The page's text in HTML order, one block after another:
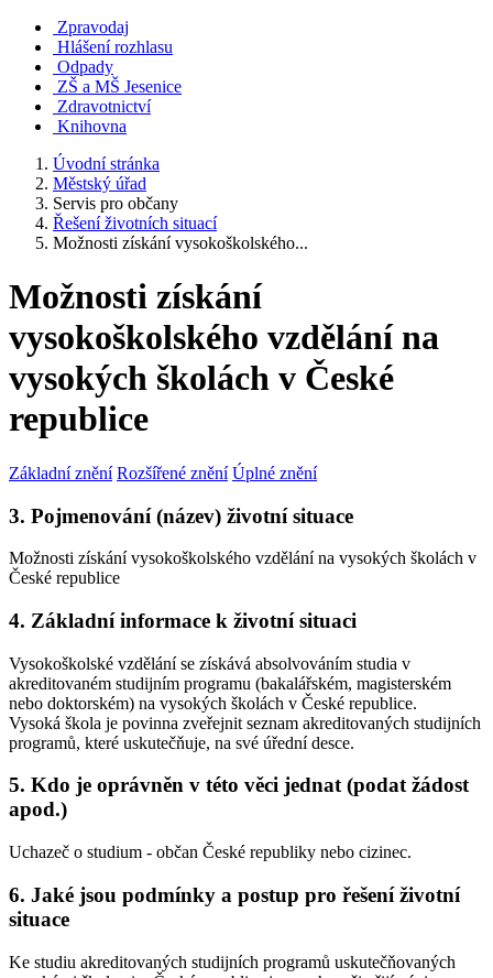
Zpravodaj
Hlášení rozhlasu
Odpady
ZŠ a MŠ Jesenice
Zdravotnictví
Knihovna
Úvodní stránka
Městský úřad
Servis pro občany
Řešení životních situací
Možnosti získání vysokoškolského...
Možnosti získání
vysokoškolského vzdělání na
vysokých školách v České
republice
Základní znění Rozšířené znění Úplné znění
3. Pojmenování (název) životní situace
Možnosti získání vysokoškolského vzdělání na vysokých školách v
České republice
4. Základní informace k životní situaci
Vysokoškolské vzdělání se získává absolvováním studia v
akreditovaném studijním programu (bakalářském, magisterském
nebo doktorském) na vysokých školách v České republice.
Vysoká škola je povinna zveřejnit seznam akreditovaných studijních
programů, které uskutečňuje, na své úřední desce.
5. Kdo je oprávněn v této věci jednat (podat žádost
apod.)
Uchazeč o studium - občan České republiky nebo cizinec.
6. Jaké jsou podmínky a postup pro řešení životní
situace
Ke studiu akreditovaných studijních programů uskutečňovaných